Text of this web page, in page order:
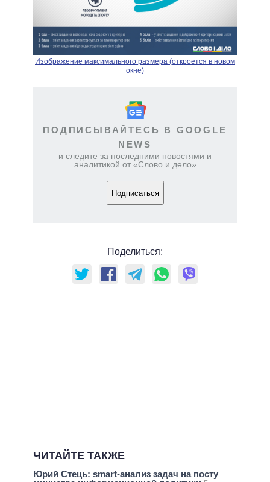
Изображение максимального размера (откроется в новом
окне)
ПОДПИСЫВАЙТЕСЬ В GOOGLE
NEWS
и следите за последними новостями и
аналитикой от «Слово и дело»
Подписаться
Поделиться:
ЧИТАЙТЕ ТАКЖЕ
Юрий Стець: smart-анализ задач на посту